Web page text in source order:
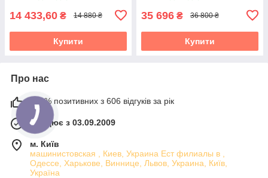
14 433,60 ₴ 14 880 ₴
Купити
35 696 ₴ 36 800 ₴
Купити
Про нас
100% позитивних з 606 відгуків за рік
Працює з 03.09.2009
м. Київ
машинистовская , Киев, Украина Ест филиалы в ,
Одессе, Харькове, Виннице, Львов, Украина, Київ,
Україна